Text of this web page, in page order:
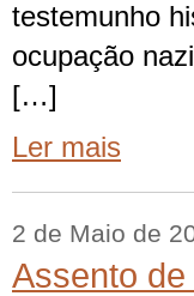
testemunho
ocupação
[…]
Ler mais
2 de Maio de
Assento